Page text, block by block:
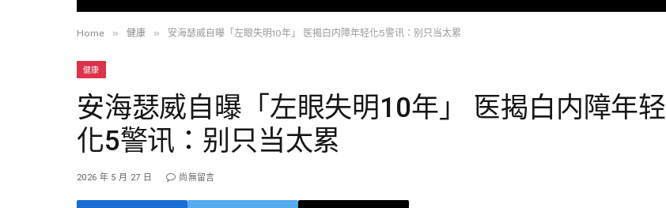
Home » 健康 » 安海瑟威自曝「左眼失明10年」 医揭白内障年轻化5警讯：别只当太累
健康
安海瑟威自曝「左眼失明10年」 医揭白内障年轻
化5警讯：别只当太累
2026 年 5 月 27 日 尚無留言